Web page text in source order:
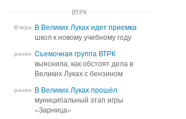
ВТРК
Вчера В Великих Луках идет приемка
школ к новому учебному году
В Великих Луках идет приемка
школ к новому учебному году
ранее Cъемочная группа ВТРК
выяснила, как обстоят дела в
Великих Луках с бензином
Cъемочная группа ВТРК
выяснила, как обстоят дела в
Великих Луках с бензином
ранее В Великих Луках прошёл
муниципальный этап игры
«Зарница»
В Великих Луках прошёл
муниципальный этап игры
«Зарница»